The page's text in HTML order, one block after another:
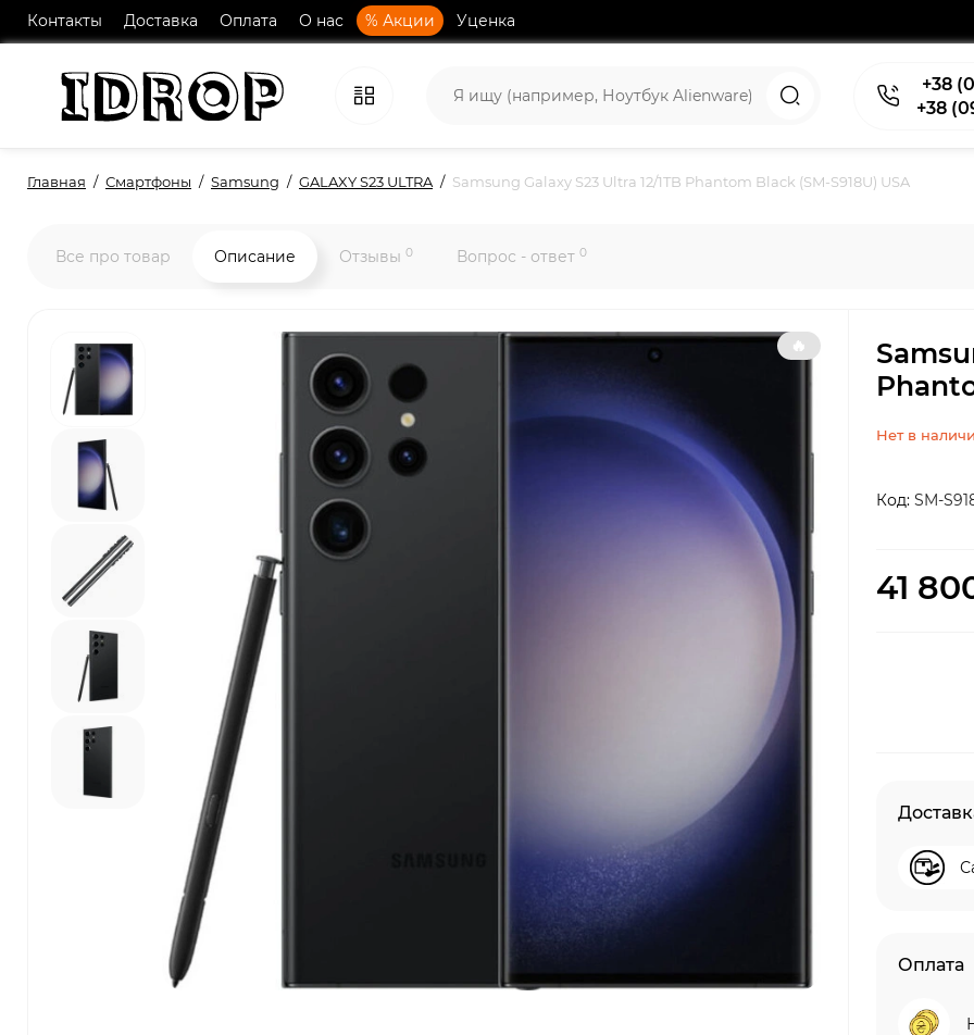
Контакты Доставка Оплата О нас % Акции Уценка
+38
+38
Главная Смартфоны Samsung GALAXY S23 ULTRA Samsung Galaxy S23 Ultra 12/1TB Phantom Black (SM-S918U) USA
Все про товар Описание Отзывы 0 Вопрос - ответ 0
🔥
Нет в
Код: SM-
41
Оплата